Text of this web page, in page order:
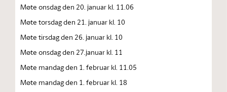
Møte onsdag den 20. januar kl. 11.06
Møte torsdag den 21. januar kl. 10
Møte tirsdag den 26. januar kl. 10
Møte onsdag den 27.januar kl. 11
Møte mandag den 1. februar kl. 11.05
Møte mandag den 1. februar kl. 18